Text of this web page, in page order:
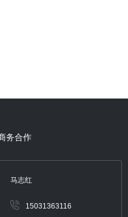
务合作
马志红
15031363116